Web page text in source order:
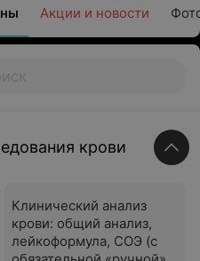
Акции и новости
крови
Клинический анализ
крови: общий анализ,
лейкоформула, СОЭ (с